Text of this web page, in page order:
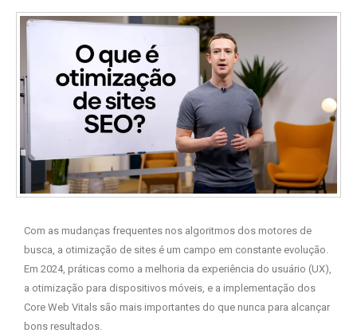
Com as mudanças frequentes nos algoritmos dos motores de
busca, a otimização de sites é um campo em constante evolução.
Em 2024, práticas como a melhoria da experiência do usuário (UX),
a otimização para dispositivos móveis, e a implementação dos
Core Web Vitals são mais importantes do que nunca para alcançar
bons resultados.